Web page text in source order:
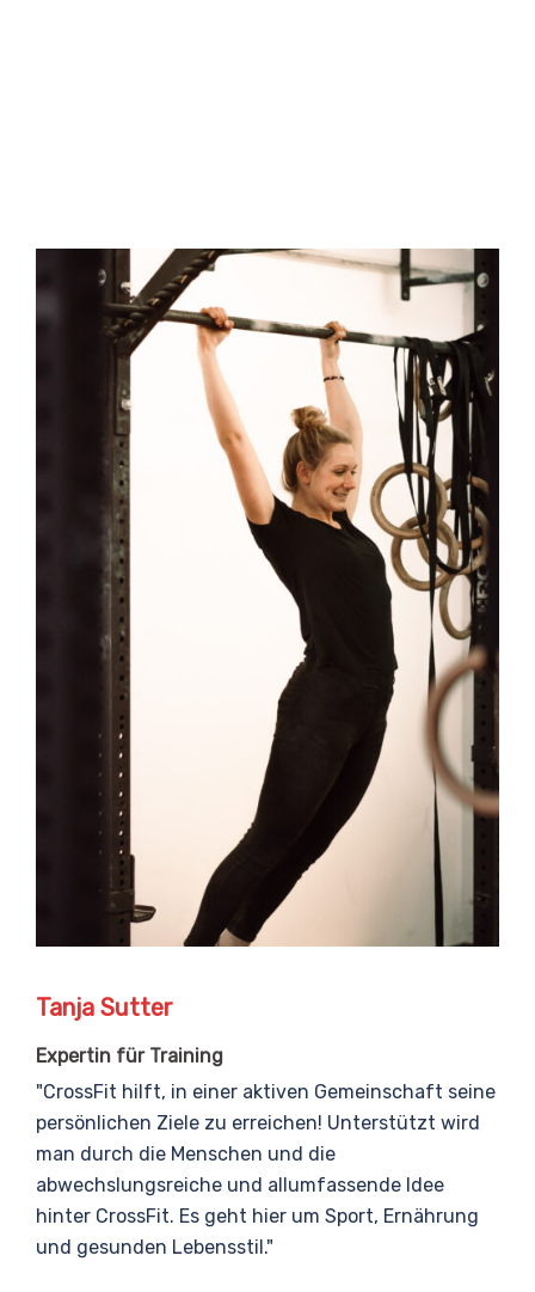
Tanja Sutter
Expertin für Training
"CrossFit hilft, in einer aktiven Gemeinschaft seine
persönlichen Ziele zu erreichen! Unterstützt wird
man durch die Menschen und die
abwechslungsreiche und allumfassende Idee
hinter CrossFit. Es geht hier um Sport, Ernährung
und gesunden Lebensstil."